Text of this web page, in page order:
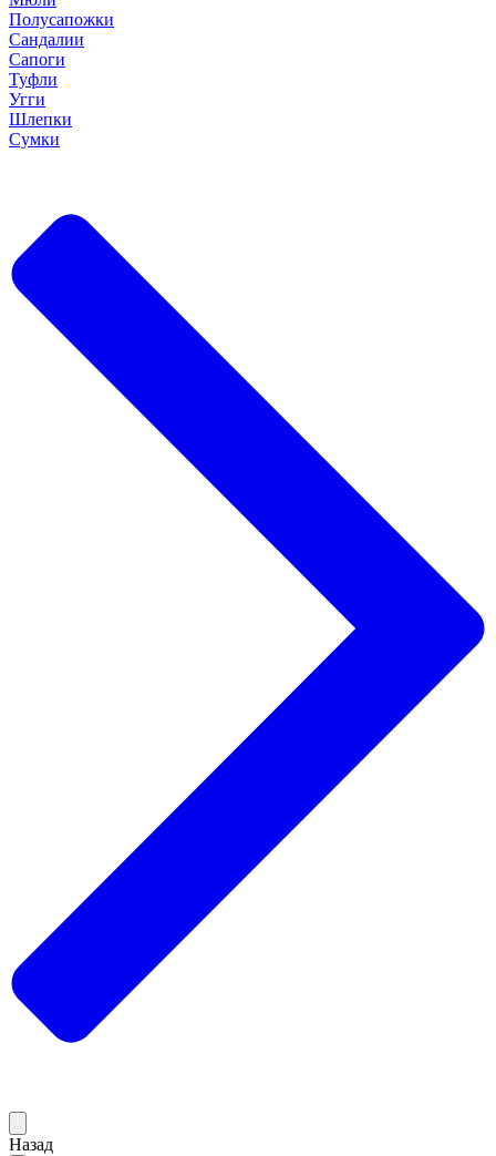
Полусапожки
Сандалии
Сапоги
Туфли
Угги
Шлепки
Сумки
Назад